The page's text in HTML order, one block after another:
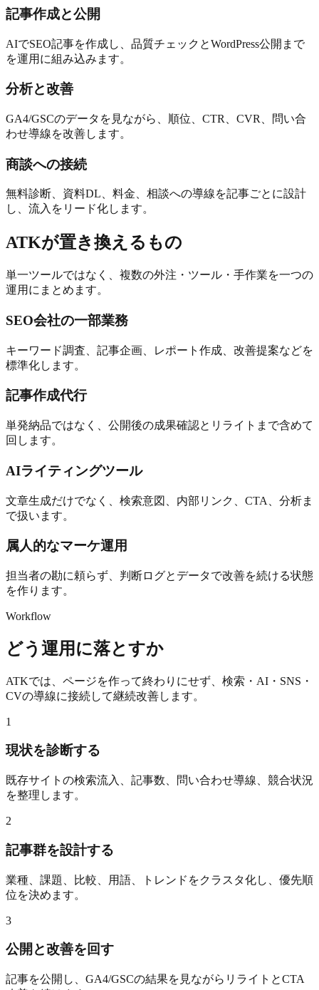
記事作成と公開
AIでSEO記事を作成し、品質チェックとWordPress公開まで
を運用に組み込みます。
分析と改善
GA4/GSCのデータを見ながら、順位、CTR、CVR、問い合
わせ導線を改善します。
商談への接続
無料診断、資料DL、料金、相談への導線を記事ごとに設計
し、流入をリード化します。
ATKが置き換えるもの
単一ツールではなく、複数の外注・ツール・手作業を一つの
運用にまとめます。
SEO会社の一部業務
キーワード調査、記事企画、レポート作成、改善提案などを
標準化します。
記事作成代行
単発納品ではなく、公開後の成果確認とリライトまで含めて
回します。
AIライティングツール
文章生成だけでなく、検索意図、内部リンク、CTA、分析ま
で扱います。
属人的なマーケ運用
担当者の勘に頼らず、判断ログとデータで改善を続ける状態
を作ります。
Workflow
どう運用に落とすか
ATKでは、ページを作って終わりにせず、検索・AI・SNS・
CVの導線に接続して継続改善します。
1
現状を診断する
既存サイトの検索流入、記事数、問い合わせ導線、競合状況
を整理します。
2
記事群を設計する
業種、課題、比較、用語、トレンドをクラスタ化し、優先順
位を決めます。
3
公開と改善を回す
記事を公開し、GA4/GSCの結果を見ながらリライトとCTA